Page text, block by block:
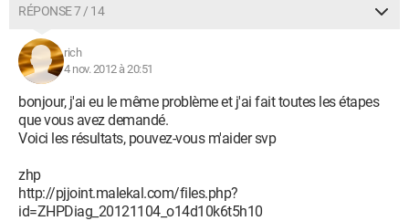
RÉPONSE 7 / 14
rich
4 nov. 2012 à 20:51
bonjour, j'ai eu le même problème et j'ai fait toutes les étapes
que vous avez demandé.
Voici les résultats, pouvez-vous m'aider svp
zhp
http://pjjoint.malekal.com/files.php?
id=ZHPDiag_20121104_o14d10k6t5h10